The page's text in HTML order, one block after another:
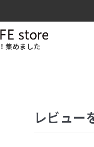
集めました
レビュー